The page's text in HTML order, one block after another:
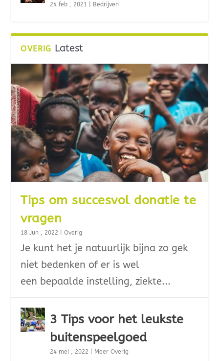
24 feb , 2021 Bedrijven
OVERIG Latest
Tips om succesvol donatie te
vragen
18 Jun , 2022 |Overig
Je kunt het je natuurlijk bijna zo gek
niet bedenken of er is wel
een bepaalde instelling, ziekte...
3 Tips voor het leukste
buitenspeelgoed
24 mei , 2022 Meer Overig